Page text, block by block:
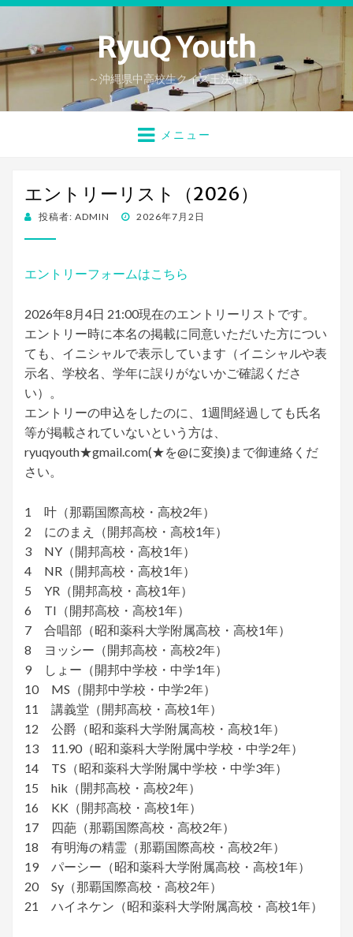
RyuQ Youth
～沖縄県中高校生クイズ王決定戦～
メニュー
エントリーリスト（2026）
投稿者: ADMIN
投 2026年7月2日
エントリーフォームはこちら
2026年8月4日 21:00現在のエントリーリストです。
エントリー時に本名の掲載に同意いただいた方につい
ても、イニシャルで表示しています（イニシャルや表
示名、学校名、学年に誤りがないかご確認くださ
い）。
エントリーの申込をしたのに、1週間経過しても氏名
等が掲載されていないという方は、
ryuqyouth★gmail.com(★を@に変換)まで御連絡くだ
さい。
1 叶（那覇国際高校・高校2年）
2 にのまえ（開邦高校・高校1年）
3 NY（開邦高校・高校1年）
4 NR（開邦高校・高校1年）
5 YR（開邦高校・高校1年）
6 TI（開邦高校・高校1年）
7 合唱部（昭和薬科大学附属高校・高校1年）
8 ヨッシー（開邦高校・高校2年）
9 しょー（開邦中学校・中学1年）
10 MS（開邦中学校・中学2年）
11 講義堂（開邦高校・高校1年）
12 公爵（昭和薬科大学附属高校・高校1年）
13 11.90（昭和薬科大学附属中学校・中学2年）
14 TS（昭和薬科大学附属中学校・中学3年）
15 hik（開邦高校・高校2年）
16 KK（開邦高校・高校1年）
17 四葩（那覇国際高校・高校2年）
18 有明海の精霊（那覇国際高校・高校2年）
19 パーシー（昭和薬科大学附属高校・高校1年）
20 Sy（那覇国際高校・高校2年）
21 ハイネケン（昭和薬科大学附属高校・高校1年）